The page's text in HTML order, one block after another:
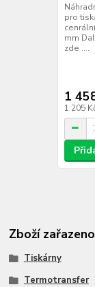
pro
mm
zde ....
1
1 205
Zboží
Tiskárny
Termotransfer